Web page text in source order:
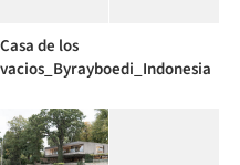
Casa de los
vacios_Byrayboedi_Indonesia